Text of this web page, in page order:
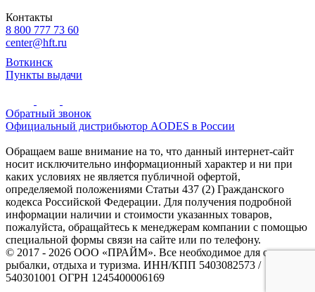
Контакты
8 800 777 73 60
center@hft.ru
Воткинск
Пункты выдачи
Обратный звонок
Официальный дистрибьютор AODES в России
Обращаем ваше внимание на то, что данный интернет-сайт
носит исключительно информационный характер и ни при
каких условиях не является публичной офертой,
определяемой положениями Статьи 437 (2) Гражданского
кодекса Российской Федерации. Для получения подробной
информации наличии и стоимости указанных товаров,
пожалуйста, обращайтесь к менеджерам компании с помощью
специальной формы связи на сайте или по телефону.
© 2017 - 2026 ООО «ПРАЙМ». Все необходимое для охоты и
рыбалки, отдыха и туризма. ИНН/КПП 5403082573 /
540301001 ОГРН 1245400006169